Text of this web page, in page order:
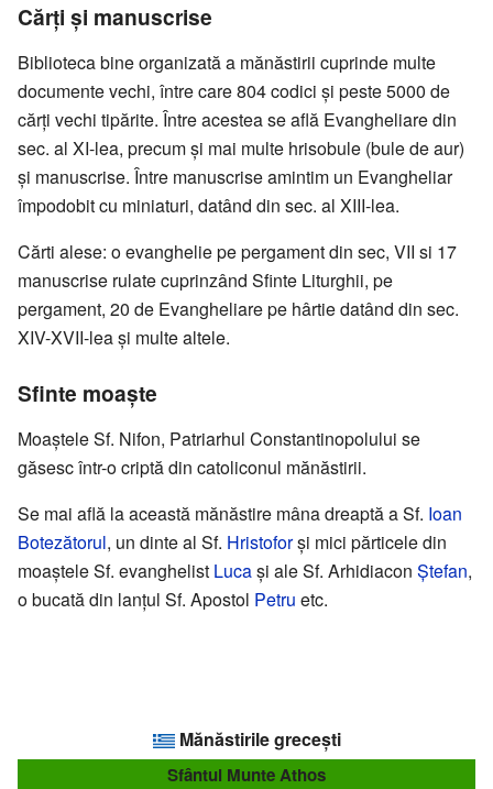
Cărţi şi manuscrise
Biblioteca bine organizată a mănăstirii cuprinde multe
documente vechi, între care 804 codici şi peste 5000 de
cărţi vechi tipărite. Între acestea se află Evangheliare din
sec. al XI-lea, precum şi mai multe hrisobule (bule de aur)
şi manuscrise. Între manuscrise amintim un Evangheliar
împodobit cu miniaturi, datând din sec. al XIII-lea.
Cărti alese: o evanghelie pe pergament din sec, VII si 17
manuscrise rulate cuprinzând Sfinte Liturghii, pe
pergament, 20 de Evangheliare pe hârtie datând din sec.
XIV-XVII-lea şi multe altele.
Sfinte moaşte
Moaştele Sf. Nifon, Patriarhul Constantinopolului se
găsesc într-o criptă din catoliconul mănăstirii.
Se mai află la această mănăstire mâna dreaptă a Sf. Ioan
Botezătorul, un dinte al Sf. Hristoforşi mici părticele din
moaştele Sf. evanghelist Lucaşi ale Sf. Arhidiacon Ştefan,
o bucată din lanţul Sf. Apostol Petru etc.
Mănăstirile grecești
Sfântul Munte Athos